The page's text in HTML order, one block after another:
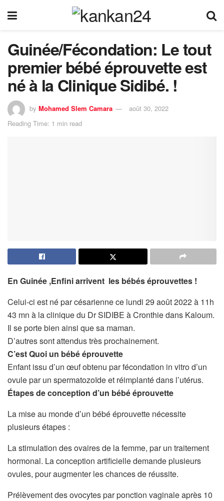
Guinée/Fécondation: Le tout
premier bébé éprouvette est
né à la Clinique Sidibé. !
by Mohamed Slem Camara
août 30, 2022
Reading Time: 1 min read
En Guinée ,Enfini arrivent les bébés éprouvettes !
Celui-ci est né par césarienne ce lundi 29 août 2022 à 11h
43 mn à la clinique du Dr SIDIBE à Cronthie dans Kaloum.
Il se porte bien ainsi que sa maman.
D’autres sont attendus très prochainement.
C’est Quoi un bébé éprouvette
Enfant issu d’un œuf obtenu par fécondation in vitro d’un
ovule par un spermatozoïde et réimplanté dans l’utérus.
Étapes de conception d’un bébé éprouvette
La mise au monde d’un bébé éprouvette nécessite
plusieurs étapes :
La stimulation des ovaires de la femme, par un traitement
hormonal. La conception artificielle demande plusieurs
ovules, pour augmenter les chances de réussite.
Prélèvement des ovocytes par ponction vaginale après 10